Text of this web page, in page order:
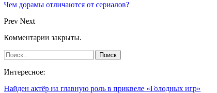
Чем дорамы отличаются от сериалов?
Prev Next
Комментарии закрыты.
Интересное:
Найден актёр на главную роль в приквеле «Голодных игр»